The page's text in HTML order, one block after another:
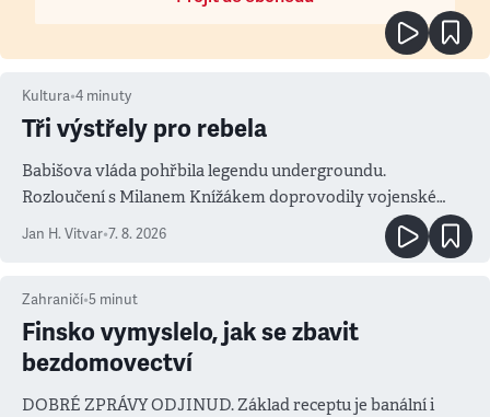
Kultura•4 minuty
Tři výstřely pro rebela
Babišova vláda pohřbila legendu undergroundu.
Rozloučení s Milanem Knížákem doprovodily vojenské
salvy i kritika pokrokářů
Jan H. Vitvar•7. 8. 2026
Zahraničí•5 minut
Finsko vymyslelo, jak se zbavit
bezdomovectví
DOBRÉ ZPRÁVY ODJINUD. Základ receptu je banální i